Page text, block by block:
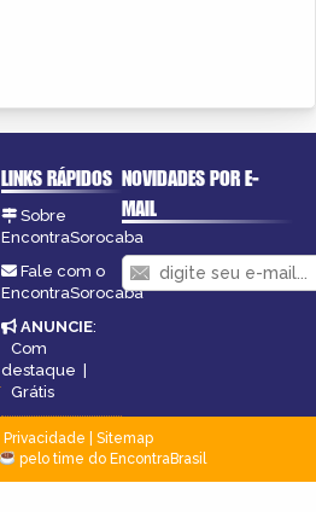
LINKS RÁPIDOS
Sobre
EncontraSorocaba
Fale com o
EncontraSorocaba
ANUNCIE:
Com
destaque |
Grátis
NOVIDADES POR E-
MAIL
Privacidade
Sitemap
pelo time do EncontraBrasil